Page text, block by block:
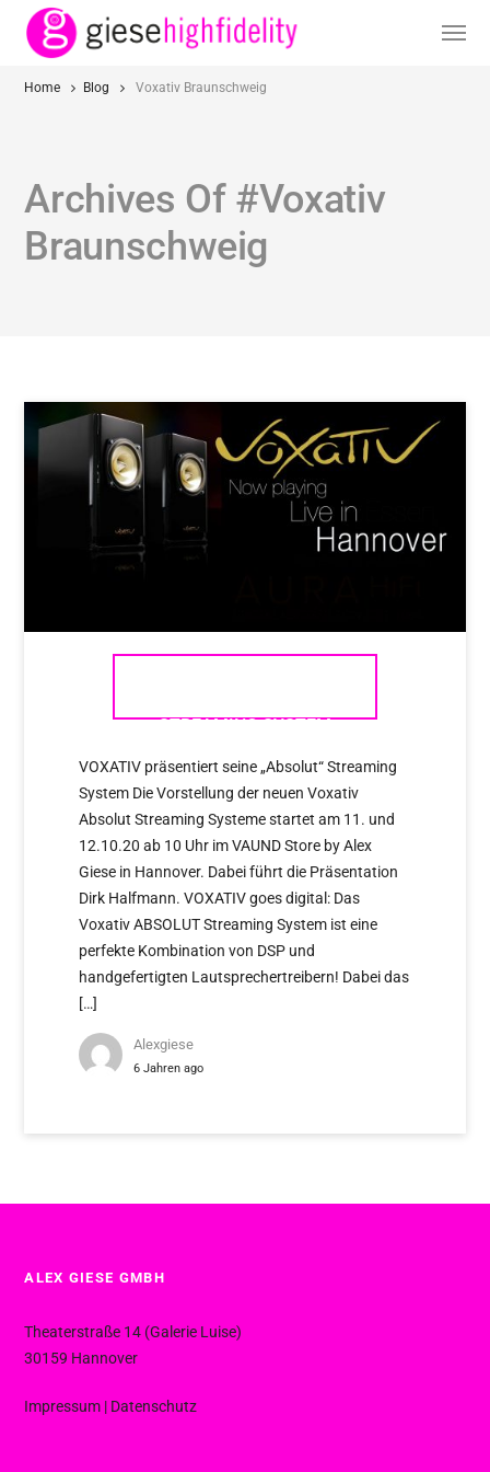
Home Blog Voxativ Braunschweig
Archives Of #Voxativ
Braunschweig
STREAMING SYSTEM
VOXATIV präsentiert seine „Absolut“ Streaming
System Die Vorstellung der neuen Voxativ
Absolut Streaming Systeme startet am 11. und
12.10.20 ab 10 Uhr im VAUND Store by Alex
Giese in Hannover. Dabei führt die Präsentation
Dirk Halfmann. VOXATIV goes digital: Das
Voxativ ABSOLUT Streaming System ist eine
perfekte Kombination von DSP und
handgefertigten Lautsprechertreibern! Dabei das
[…]
Alexgiese
6 Jahren ago
ALEX GIESE GMBH
Theaterstraße 14 (Galerie Luise)
30159 Hannover
Impressum | Datenschutz